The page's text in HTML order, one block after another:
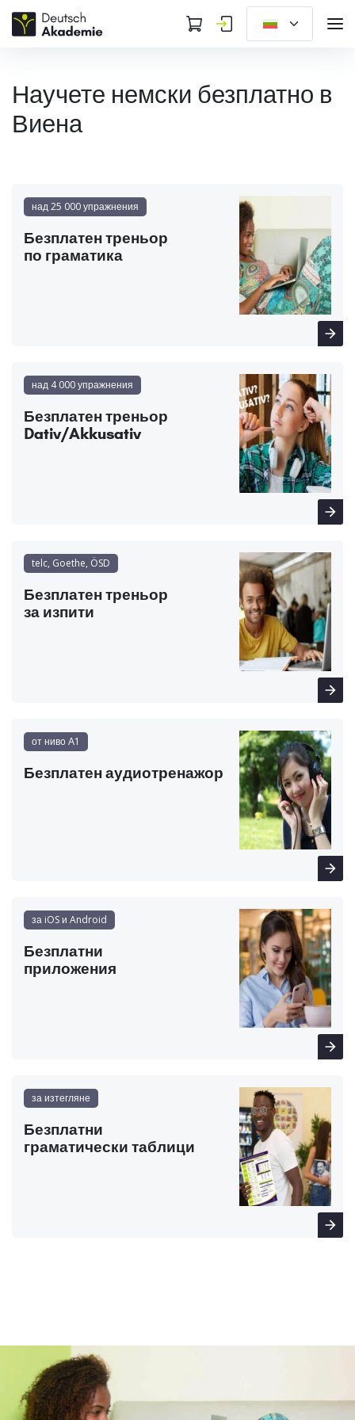
Научете немски безплатно в
Виена
над 25 000 упражнения
Безплатен треньор
по граматика
над 4 000 упражнения
Безплатен треньор
Dativ/Akkusativ
telc, Goethe, ÖSD
Безплатен треньор
за изпити
от ниво А1
Безплатен аудиотренажор
за iOS и Android
Безплатни
приложения
за изтегляне
Безплатни
граматически таблици